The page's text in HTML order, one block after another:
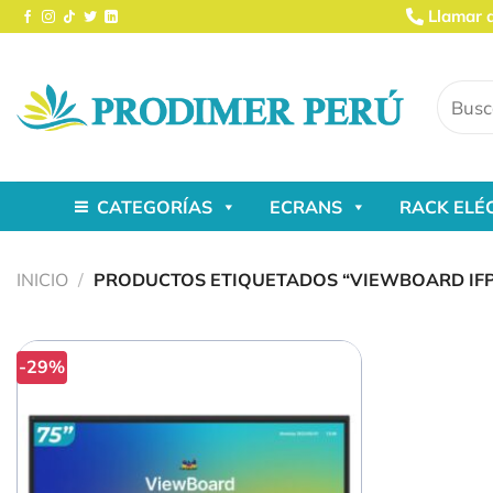
Saltar
al
Llamar
por:
CATEGORÍAS ECRANS RACK
INICIO / PRODUCTOS ETIQUETADOS “VIEWBOARD
-29%